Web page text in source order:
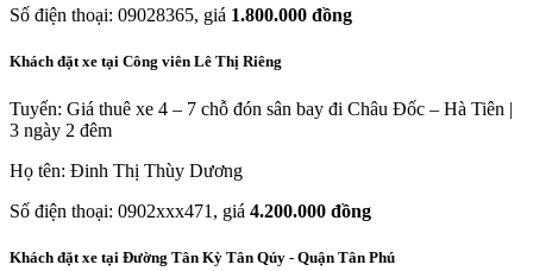
Số điện thoại: 09028365, giá 1.800.000 đồng
Khách đặt xe tại Công viên Lê Thị Riêng
Tuyến: Giá thuê xe 4 – 7 chỗ đón sân bay đi Châu Đốc – Hà Tiên |
3 ngày 2 đêm
Họ tên: Đinh Thị Thùy Dương
Số điện thoại: 0902xxx471, giá 4.200.000 đồng
Khách đặt xe tại Đường Tân Kỳ Tân Qúy - Quận Tân Phú